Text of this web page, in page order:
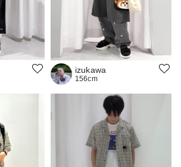
izukawa
156cm